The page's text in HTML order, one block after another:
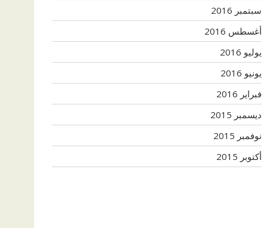
سبتمبر 2016
أغسطس 2016
يوليو 2016
يونيو 2016
فبراير 2016
ديسمبر 2015
نوفمبر 2015
أكتوبر 2015